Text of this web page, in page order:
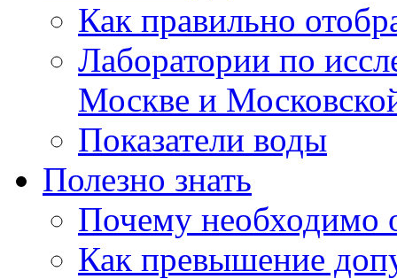
Как правильно
Лаборатории по
Москве и
Показатели воды
Полезно знать
Почему необходимо
Как превышение